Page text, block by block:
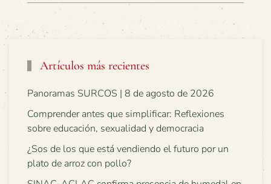
Artículos más recientes
Panoramas SURCOS | 8 de agosto de 2026
Comprender antes que simplificar: Reflexiones
sobre educación, sexualidad y democracia
¿Sos de los que está vendiendo el futuro por un
plato de arroz con pollo?